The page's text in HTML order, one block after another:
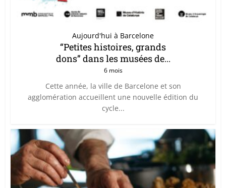
Aujourd'hui à Barcelone
“Petites histoires, grands
dons” dans les musées de...
6 mois
Cette année, la ville de Barcelone et son
agglomération accueillent une nouvelle édition du
cycle...